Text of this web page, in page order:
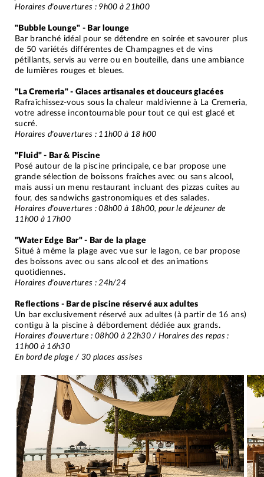
Horaires d'ouvertures : 9h00 à 21h00
"Bubble Lounge" - Bar lounge
Bar branché idéal pour se détendre en soirée et savourer plus
de 50 variétés différentes de Champagnes et de vins
pétillants, servis au verre ou en bouteille, dans une ambiance
de lumières rouges et bleues.
"La Cremeria" - Glaces artisanales et douceurs glacées
Rafraîchissez-vous sous la chaleur maldivienne à La Cremeria,
votre adresse incontournable pour tout ce qui est glacé et
sucré.
Horaires d'ouvertures : 11h00 à 18 h00
"Fluid" - Bar & Piscine
Posé autour de la piscine principale, ce bar propose une
grande sélection de boissons fraîches avec ou sans alcool,
mais aussi un menu restaurant incluant des pizzas cuites au
four, des sandwichs gastronomiques et des salades.
Horaires d'ouvertures : 08h00 à 18h00, pour le déjeuner de
11h00 à 17h00
"Water Edge Bar" - Bar de la plage
Situé à même la plage avec vue sur le lagon, ce bar propose
des boissons avec ou sans alcool et des animations
quotidiennes.
Horaires d'ouvertures : 24h/24
Reflections - Bar de piscine réservé aux adultes
Un bar exclusivement réservé aux adultes (à partir de 16 ans)
contigu à la piscine à débordement dédiée aux grands.
Horaires d'ouverture : 08h00 à 22h30 / Horaires des repas :
11h00 à 16h30
En bord de plage / 30 places assises